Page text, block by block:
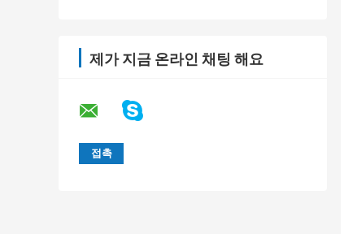
제가 지금 온라인 채팅 해요